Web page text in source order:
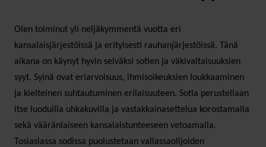
Olen toiminut yli neljäkymmentä vuotta eri
kansalaisjärjestöissä ja erityisesti rauhanjärjestöissä. Tänä
aikana on käynyt hyvin selväksi sotien ja väkivaltaisuuksien
syyt. Syinä ovat eriarvoisuus, ihmisoikeuksien loukkaaminen
ja kielteinen suhtautuminen erilaisuuteen. Sotia perustellaan
itse luoduilla uhkakuvilla ja vastakkainasettelua korostamalla
sekä vääränlaiseen kansalaistunteeseen vetoamalla.
Tosiasiassa sodissa puolustetaan vallassaolijoiden